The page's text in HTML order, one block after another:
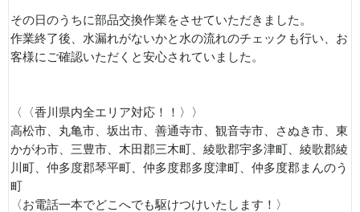
その日のうちに部品交換作業をさせていただきました。
作業終了後、水漏れがないかと水の流れのチェックも行い、お
客様にご確認いただくと安心されていました。
〈〈香川県内全エリア対応！！〉〉
高松市、丸亀市、坂出市、善通寺市、観音寺市、さぬき市、東
かがわ市、三豊市、木田郡三木町、綾歌郡宇多津町、綾歌郡綾
川町、仲多度郡琴平町、仲多度郡多度津町、仲多度郡まんのう
町
〈お電話一本でどこへでも駆けつけいたします！〉